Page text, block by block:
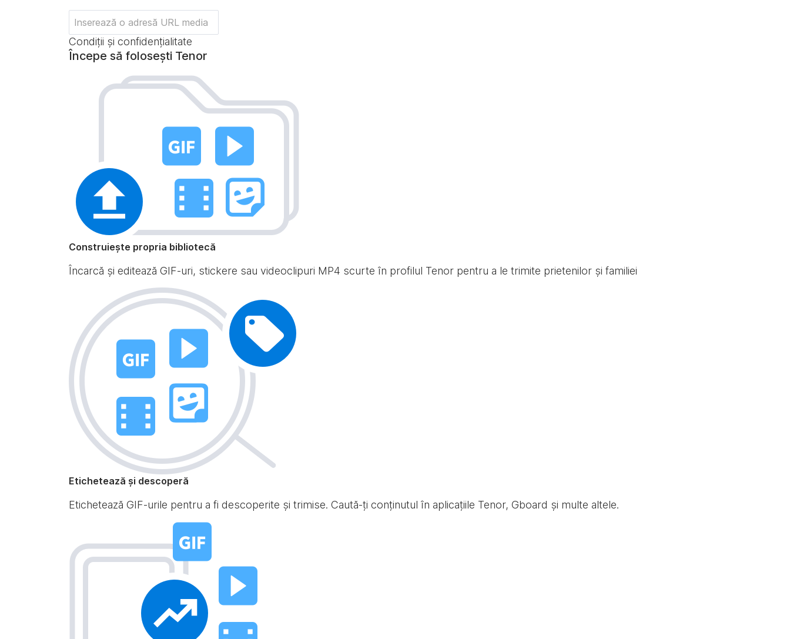
Condiții și confidențialitate
Începe să folosești Tenor
Construiește propria bibliotecă
Încarcă și editează GIF-uri, stickere sau videoclipuri MP4 scurte în profilul Tenor pentru a le trimite prietenilor și familiei
Etichetează și descoperă
Etichetează GIF-urile pentru a fi descoperite și trimise. Caută-ți conținutul în aplicațiile Tenor, Gboard și multe altele.